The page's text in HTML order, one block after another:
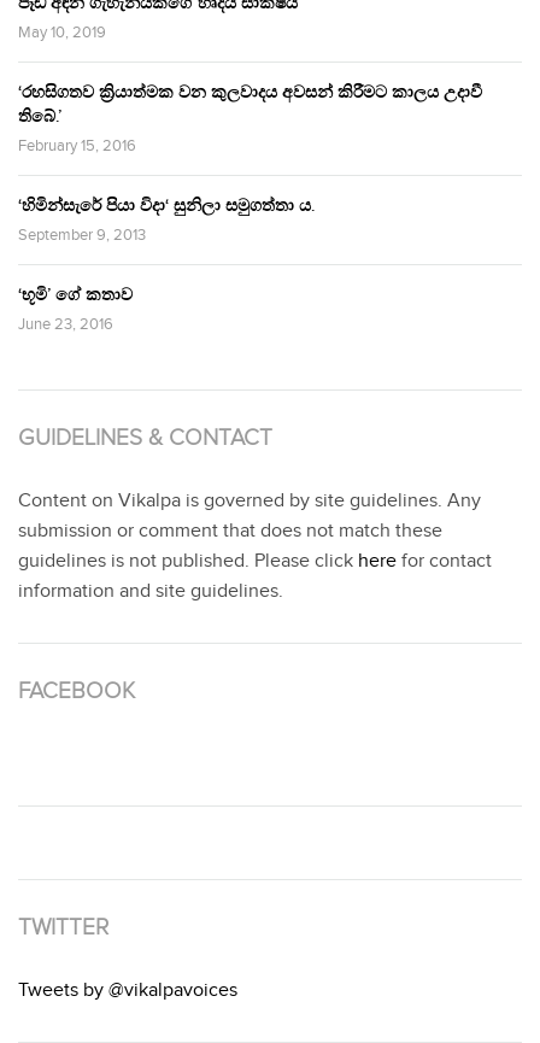
May 10, 2019
‘රහසිගතව ක්‍රියාත්මක වන කුලවාදය අවසන් කිරීමට කාලය උදාවී
තිබේ.’
February 15, 2016
‘හිමින්සැරේ පියා විදා‘ සුනිලා සමුගත්තා ය.
September 9, 2013
‘භූමි’ ගේ කතාව
June 23, 2016
GUIDELINES & CONTACT
Content on Vikalpa is governed by site guidelines. Any
submission or comment that does not match these
guidelines is not published. Please click here for contact
information and site guidelines.
FACEBOOK
TWITTER
Tweets by @vikalpavoices